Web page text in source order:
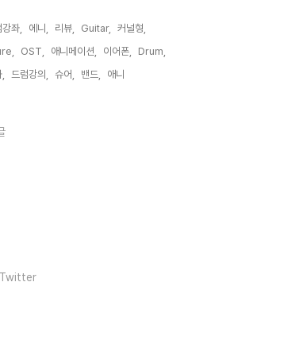
좌, 에니, 리뷰, Guitar,
커널형,
OST, 애니메이션, 이어폰,
Drum,
드럼강의, 슈어, 밴드, 애니,
Twitter